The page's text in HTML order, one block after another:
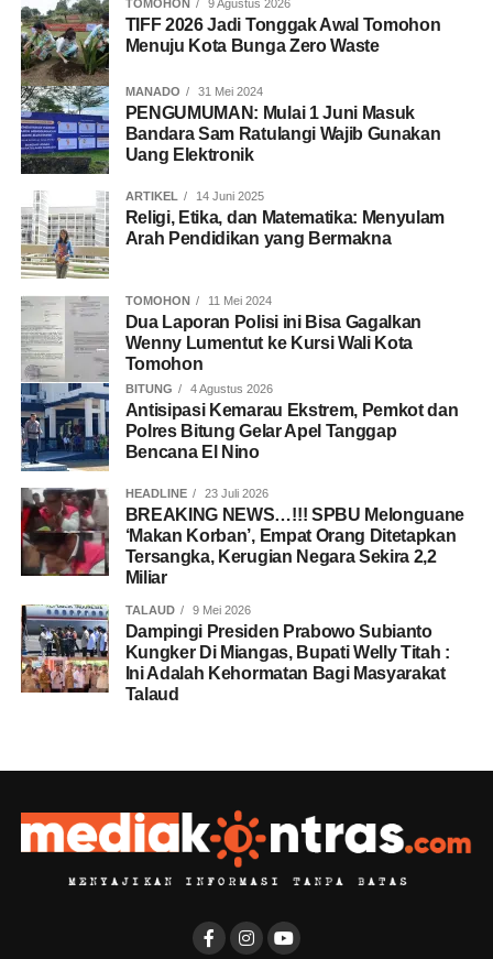
TOMOHON 9 Agustus 2026
TIFF 2026 Jadi Tonggak Awal Tomohon
Menuju Kota Bunga Zero Waste
MANADO 31 Mei 2024
PENGUMUMAN: Mulai 1 Juni Masuk
Bandara Sam Ratulangi Wajib Gunakan
Uang Elektronik
ARTIKEL 14 Juni 2025
Religi, Etika, dan Matematika: Menyulam
Arah Pendidikan yang Bermakna
TOMOHON 11 Mei 2024
Dua Laporan Polisi ini Bisa Gagalkan
Wenny Lumentut ke Kursi Wali Kota
Tomohon
BITUNG 4 Agustus 2026
Antisipasi Kemarau Ekstrem, Pemkot dan
Polres Bitung Gelar Apel Tanggap
Bencana El Nino
HEADLINE 23 Juli 2026
BREAKING NEWS…!!! SPBU Melonguane
‘Makan Korban’, Empat Orang Ditetapkan
Tersangka, Kerugian Negara Sekira 2,2
Miliar
TALAUD 9 Mei 2026
Dampingi Presiden Prabowo Subianto
Kungker Di Miangas, Bupati Welly Titah :
Ini Adalah Kehormatan Bagi Masyarakat
Talaud